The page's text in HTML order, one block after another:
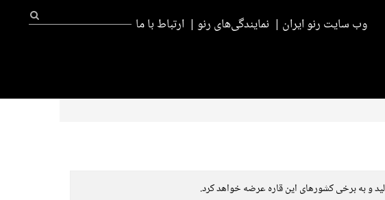
وب سایت رنو ایران نمایندگی‌های رنو ارتباط با ما
و به برخی کشورهای این قاره عرضه خواهد کرد.